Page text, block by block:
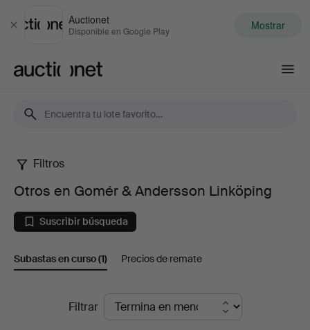
Cerrar
Auctionet
Disponible en Google Play Mostrar
Otros
en
Gomér
&
Andersson
Filtros
Otros en Gomér & Andersson Linköping
Suscribir búsqueda
Subastas en curso(1) Precios de remate
SubastasFiltrar